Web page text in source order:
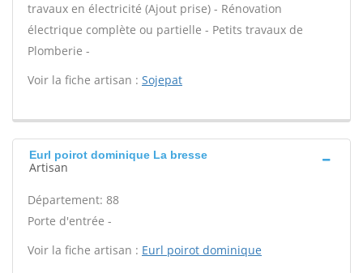
travaux en électricité (Ajout prise) - Rénovation
électrique complète ou partielle - Petits travaux de
Plomberie -
Voir la fiche artisan : Sojepat
Eurl poirot dominique La bresse
Artisan
Département: 88
Porte d'entrée -
Voir la fiche artisan : Eurl poirot dominique